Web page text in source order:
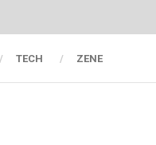
TECH ZENE